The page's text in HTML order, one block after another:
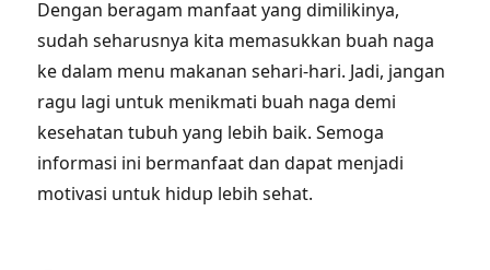
Dengan beragam manfaat yang dimilikinya,
sudah seharusnya kita memasukkan buah naga
ke dalam menu makanan sehari-hari. Jadi, jangan
ragu lagi untuk menikmati buah naga demi
kesehatan tubuh yang lebih baik. Semoga
informasi ini bermanfaat dan dapat menjadi
motivasi untuk hidup lebih sehat.